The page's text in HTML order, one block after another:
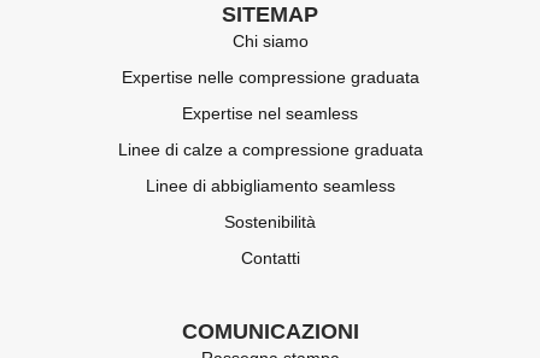
SITEMAP
Chi siamo
Expertise nelle compressione graduata
Expertise nel seamless
Linee di calze a compressione graduata
Linee di abbigliamento seamless
Sostenibilità
Contatti
COMUNICAZIONI